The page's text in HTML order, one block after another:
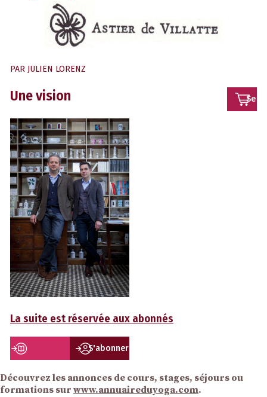
PAR JULIEN LORENZ
Une vision
La suite est réservée aux abonnés
S'abonner
Se
Découvrez les annonces de cours, stages, séjours ou
formations sur www.annuaireduyoga.com.